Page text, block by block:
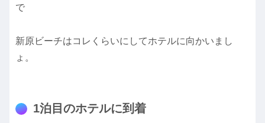
で
新原ビーチはコレくらいにしてホテルに向かいまし
ょ。
1泊目のホテルに到着